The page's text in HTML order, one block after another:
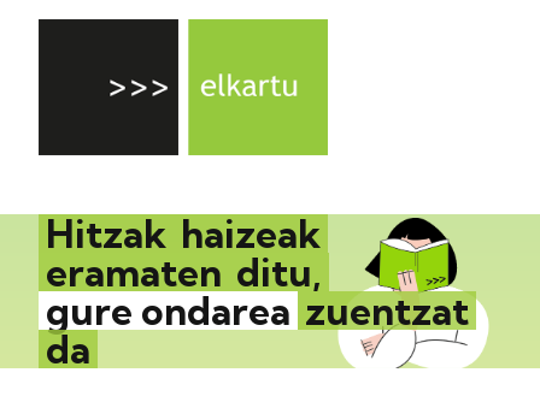
Hitzak haizeak
eramaten ditu,
gure ondarea zuentzat
da